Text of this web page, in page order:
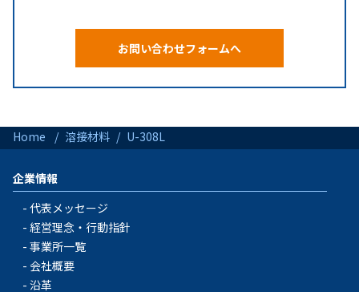
お問い合わせフォームへ
Home 溶接材料 U-308L
企業情報
代表メッセージ
経営理念・行動指針
事業所一覧
会社概要
沿革